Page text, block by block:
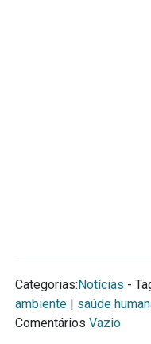
Categorias:Notícias -
ambiente | saúde
Comentários Vazio